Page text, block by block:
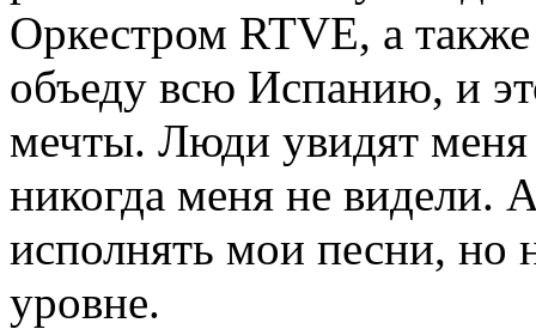
Оркестром RTVE, а
объеду всю Испанию, и
мечты. Люди увидят
никогда меня не видели.
исполнять мои песни, но
уровне.